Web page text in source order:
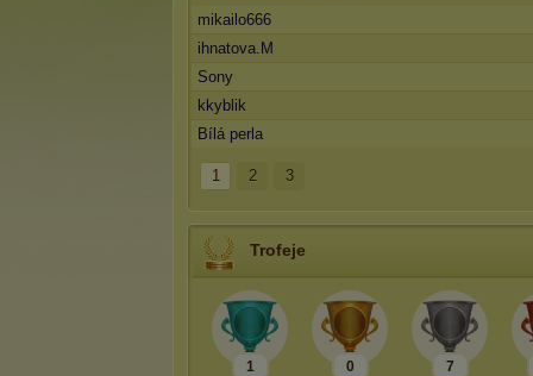
mikailo666
ihnatova.M
Sony
kkyblik
Bílá perla
1 2 3
Trofeje
1 0 7